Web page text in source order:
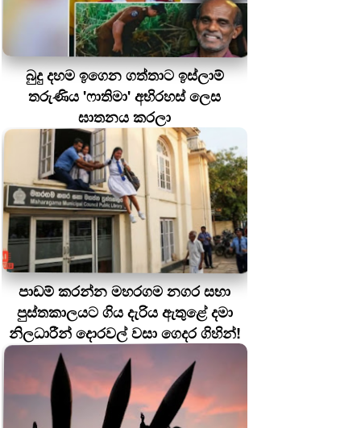
බුදු දහම ඉගෙන ගත්තාට ඉස්ලාම්
තරුණිය 'ෆාතිමා' අභිරහස් ලෙස
ඝාතනය කරලා
පාඩම් කරන්න මහරගම නගර සභා
පුස්තකාලයට ගිය දැරිය ඇතුළේ දමා
නිලධාරීන් දොරවල් වසා ගෙදර ගිහින්!